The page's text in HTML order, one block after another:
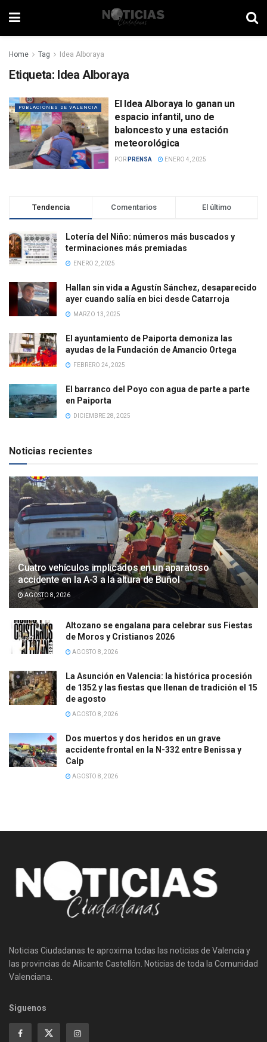
Home Tag Idea Alboraya
Etiqueta: Idea Alboraya
POBLACIONES DE VALENCIA
El Idea Alboraya lo ganan un
espacio infantil, uno de
baloncesto y una estación
meteorológica
POR PRENSA ENERO 4, 2025
Tendencia Comentarios El último
Lotería del Niño: números más buscados y
terminaciones más premiadas
ENERO 2, 2025
Hallan sin vida a Agustín Sánchez, desaparecido
ayer cuando salía en bici desde Catarroja
MARZO 13, 2025
El ayuntamiento de Paiporta demoniza las
ayudas de la Fundación de Amancio Ortega
FEBRERO 24, 2025
El barranco del Poyo con agua de parte a parte
en Paiporta
DICIEMBRE 28, 2025
Noticias recientes
Cuatro vehículos implicados en un aparatoso
accidente en la A-3 a la altura de Buñol
AGOSTO 8, 2026
Altozano se engalana para celebrar sus Fiestas
de Moros y Cristianos 2026
AGOSTO 8, 2026
La Asunción en Valencia: la histórica procesión
de 1352 y las fiestas que llenan de tradición el 15
de agosto
AGOSTO 8, 2026
Dos muertos y dos heridos en un grave
accidente frontal en la N-332 entre Benissa y
Calp
AGOSTO 8, 2026
Noticias Ciudadanas te aproxima todas las noticias de Valencia y
las provincias de Alicante Castellón. Noticias de toda la Comunidad
Valenciana.
Siguenos